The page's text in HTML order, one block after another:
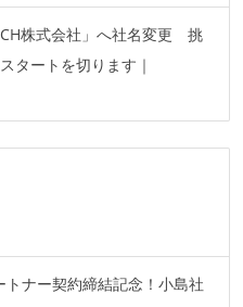
google-cloud-platform
株式会社」へ社名変更 挑
タートを切ります｜
ナー契約締結記念！小島社